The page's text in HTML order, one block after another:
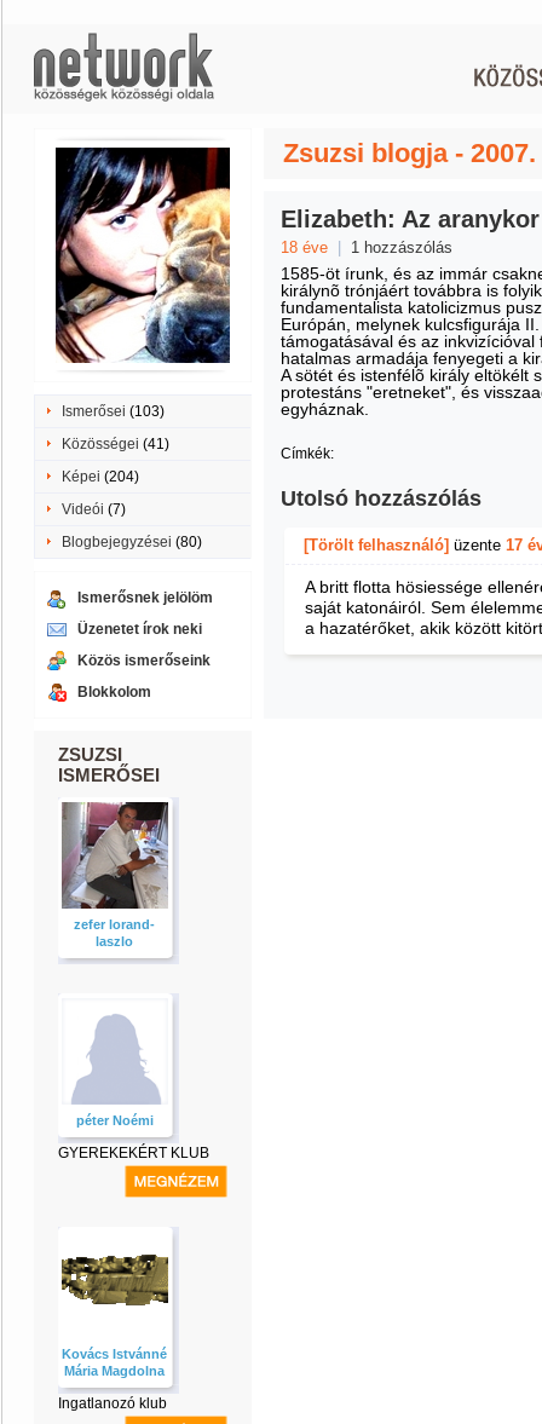
Ismerősei (103)
Közösségei (41)
Képei (204)
Videói (7)
Blogbejegyzései (80)
Ismerősnek jelölöm
Üzenetet írok neki
Közös ismerőseink
Blokkolom
ZSUZSI
ISMERŐSEI
zefer lorand-
laszlo
péter Noémi
GYEREKEKÉRT KLUB
Kovács Istvánné
Mária Magdolna
Ingatlanozó klub
Zsuzsi blogja -
Elizabeth: Az aranykor
18 éve 1 hozzászólás
1585-öt írunk, és az immár
királynõ trónjáért továbbra is
fundamentalista katolicizmus
Európán, melynek kulcsfigurája
támogatásával és az
hatalmas armadája fenyegeti a
A sötét és istenfélõ király eltökélt
protestáns "eretneket", és
egyháznak.
Címkék:
Utolsó hozzászólás
[Törölt felhasználó] üzente 17
A britt flotta hösiessége
saját katonáiról. Sem
a hazatérőket, akik között